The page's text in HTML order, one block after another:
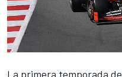
La primera temporada de